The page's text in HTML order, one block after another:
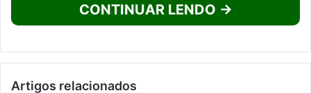
CONTINUAR LENDO →
Artigos relacionados